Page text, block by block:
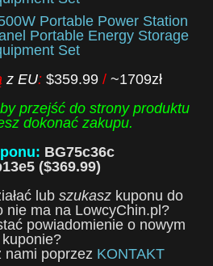
Portable Power Station
Portable Energy Storage
Set
z EU:$359.99/~1709zł
przejść do strony produktu
dokonać zakupu.
BG75c36c
($369.99)
lub szukaszkuponu do
nie ma na LowcyChin.pl?
powiadomienie o nowym
kuponie?
nami poprzez KONTAKT